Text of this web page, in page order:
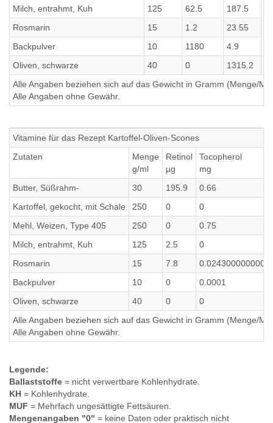
Milch, entrahmt, Kuh
125 62.5 187.5
Rosmarin
15 1.2 23.55
Backpulver
10 1180 4.9
Oliven, schwarze
40 0 1315.2
Alle Angaben beziehen sich auf das Gewicht in Gramm (Menge/
Alle Angaben ohne Gewähr.
Vitamine für das Rezept Kartoffel-Oliven-Scones
Zutaten
Menge
g/ml
Retinol
µg
Tocopherol
mg
Butter, Süßrahm-
30 195.9
0.66
Kartoffel, gekocht, mit Schale
250 0
0
Mehl, Weizen, Type 405
250 0
0.75
Milch, entrahmt, Kuh
125 2.5
0
Rosmarin
15 7.8
Backpulver
10 0
0.0001
Oliven, schwarze
40 0
0
Alle Angaben beziehen sich auf das Gewicht in Gramm (Menge/
Alle Angaben ohne Gewähr.
Legende:
Ballaststoffe = nicht verwertbare Kohlenhydrate.
KH = Kohlenhydrate.
MUF = Mehrfach ungesättigte Fettsäuren.
Mengenangaben "0" = keine Daten oder praktisch nicht